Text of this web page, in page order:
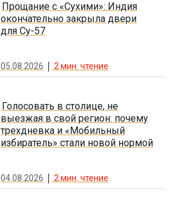
Прощание с «Сухими»: Индия
окончательно закрыла двери
для Су-57
05.08.2026 2мин. чтение
Голосовать в столице, не
выезжая в свой регион: почему
трехдневка и «Мобильный
избиратель» стали новой нормой
04.08.2026 2 мин. чтение